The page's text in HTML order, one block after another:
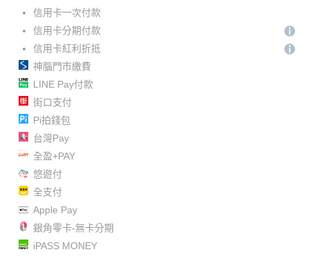
信用卡一次付款
信用卡分期付款
信用卡紅利折抵
神腦門市繳費
LINE Pay付款
街口支付
Pi拍錢包
台灣Pay
全盈+PAY
悠遊付
全支付
Apple Pay
銀角零卡-無卡分期
iPASS MONEY